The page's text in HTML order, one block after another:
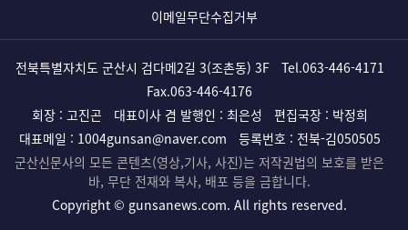
이메일무단수집거부
전북특별자치도 군산시 검다메2길 3(조촌동) 3F Tel.063-446-4171
Fax.063-446-4176
회장 : 고진곤
대표이사 겸 발행인 : 최은성
편집국장 : 박정희
대표메일 : 1004gunsan@naver.com
등록번호 : 전북-김050505
군산신문사의 모든 콘텐츠(영상,기사, 사진)는 저작권법의 보호를 받은
바, 무단 전재와 복사, 배포 등을 금합니다.
Copyright © gunsanews.com. All rights reserved.